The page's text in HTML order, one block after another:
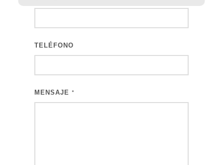
TELÉFONO
MENSAJE *